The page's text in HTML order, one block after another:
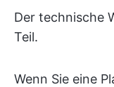
Der technische
Teil.
Wenn Sie eine